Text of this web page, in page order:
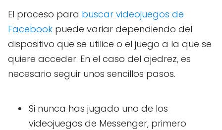
El proceso para buscar videojuegos de
Facebook puede variar dependiendo del
dispositivo que se utilice o el juego a la que se
quiere acceder. En el caso del ajedrez, es
necesario seguir unos sencillos pasos.
Si nunca has jugado uno de los
videojuegos de Messenger, primero